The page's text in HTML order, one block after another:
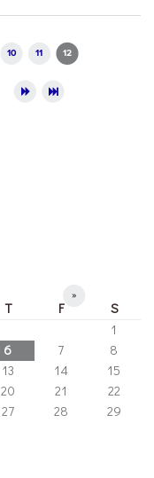
10 11 12
»
T F
S
1
6 7
8
13 14
15
20 21
22
27 28
29